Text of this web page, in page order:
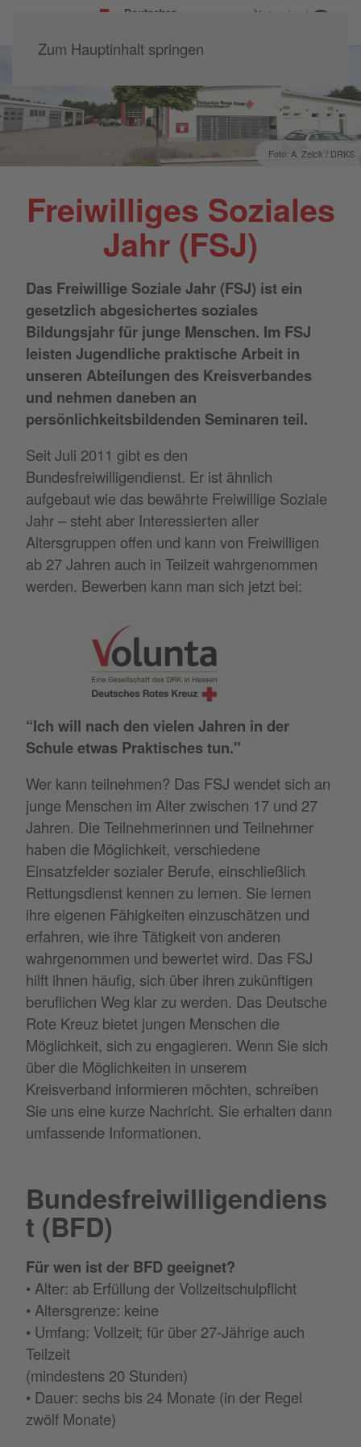
Zum Hauptinhalt springen
Kreisverband
Foto: A. Zelck / DRKS
Freiwilliges Soziales
Jahr (FSJ)
Das Freiwillige Soziale Jahr (FSJ) ist ein
gesetzlich abgesichertes soziales
Bildungsjahr für junge Menschen. Im FSJ
leisten Jugendliche praktische Arbeit in
unseren Abteilungen des Kreisverbandes
und nehmen daneben an
persönlichkeitsbildenden Seminaren teil.
Seit Juli 2011 gibt es den
Bundesfreiwilligendienst. Er ist ähnlich
aufgebaut wie das bewährte Freiwillige Soziale
Jahr – steht aber Interessierten aller
Altersgruppen offen und kann von Freiwilligen
ab 27 Jahren auch in Teilzeit wahrgenommen
werden. Bewerben kann man sich jetzt bei:
“Ich will nach den vielen Jahren in der
Schule etwas Praktisches tun."
Wer kann teilnehmen? Das FSJ wendet sich an
junge Menschen im Alter zwischen 17 und 27
Jahren. Die Teilnehmerinnen und Teilnehmer
haben die Möglichkeit, verschiedene
Einsatzfelder sozialer Berufe, einschließlich
Rettungsdienst kennen zu lernen. Sie lernen
ihre eigenen Fähigkeiten einzuschätzen und
erfahren, wie ihre Tätigkeit von anderen
wahrgenommen und bewertet wird. Das FSJ
hilft ihnen häufig, sich über ihren zukünftigen
beruflichen Weg klar zu werden. Das Deutsche
Rote Kreuz bietet jungen Menschen die
Möglichkeit, sich zu engagieren. Wenn Sie sich
über die Möglichkeiten in unserem
Kreisverband informieren möchten, schreiben
Sie uns eine kurze Nachricht. Sie erhalten dann
umfassende Informationen.
Bundesfreiwilligendiens
t (BFD)
Für wen ist der BFD geeignet?
• Alter: ab Erfüllung der Vollzeitschulpflicht
• Altersgrenze: keine
• Umfang: Vollzeit; für über 27-Jährige auch
Teilzeit
(mindestens 20 Stunden)
• Dauer: sechs bis 24 Monate (in der Regel
zwölf Monate)